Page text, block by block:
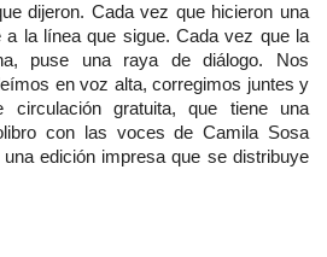
dijeron. Cada vez que hicieron una
a la línea que sigue. Cada vez que la
puse una raya de diálogo. Nos
en voz alta, corregimos juntes y
circulación gratuita, que tiene una
con las voces de Camila Sosa
edición impresa que se distribuye